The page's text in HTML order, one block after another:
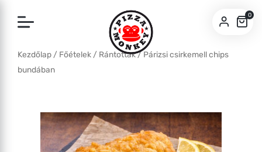
0
Kezdőlap / Főételek / Rántottak/ Párizsi csirkemell chips
bundában